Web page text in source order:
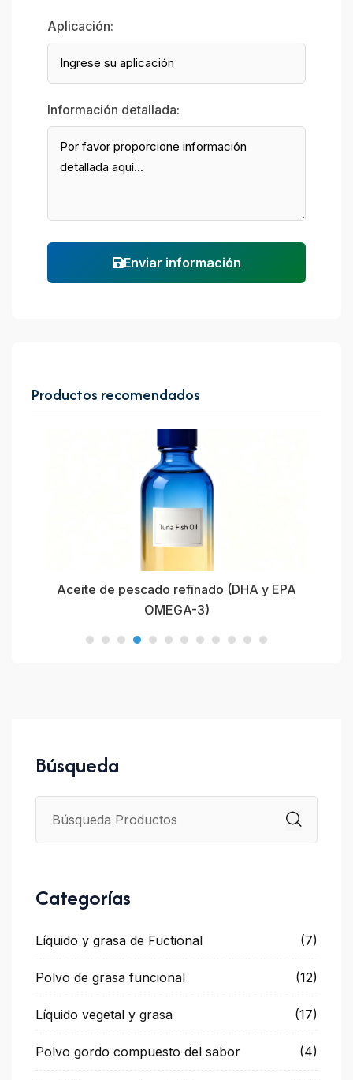
Búsqueda
Categorías
Líquido y grasa de Fuctional (7)
Polvo de grasa funcional (12)
Líquido vegetal y grasa (17)
Polvo gordo compuesto del sabor (4)
Aplicación:
Información detallada:
Enviar información
Productos recomendados
Aceite de pescado refinado (DHA y EPA
OMEGA-3)